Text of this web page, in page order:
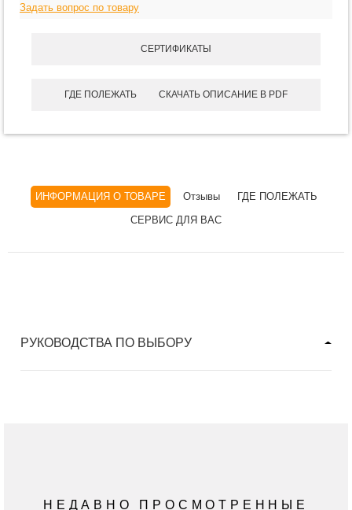
Задать вопрос по товару
СЕРТИФИКАТЫ
ГДЕ ПОЛЕЖАТЬ СКАЧАТЬ ОПИСАНИЕ В PDF
ИНФОРМАЦИЯ О ТОВАРЕ Отзывы
ГДЕ ПОЛЕЖАТЬ
СЕРВИС ДЛЯ ВАС
РУКОВОДСТВА ПО ВЫБОРУ
НЕДАВНО ПРОСМОТРЕННЫЕ